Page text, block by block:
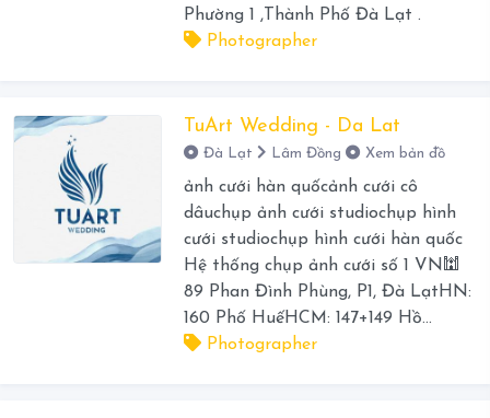
Phường 1 ,Thành Phố Đà Lạt .
Photographer
TuArt Wedding - Da Lat
Đà Lạt Lâm Đồng Xem bản đồ
ảnh cưới hàn quốcảnh cưới cô
dâuchụp ảnh cưới studiochụp hình
cưới studiochụp hình cưới hàn quốc
Hệ thống chụp ảnh cưới số 1 VN🕍
89 Phan Đình Phùng, P1, Đà LạtHN:
160 Phố HuếHCM: 147+149 Hồ...
Photographer